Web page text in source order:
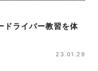
ドライバー教習を体
23.01.29